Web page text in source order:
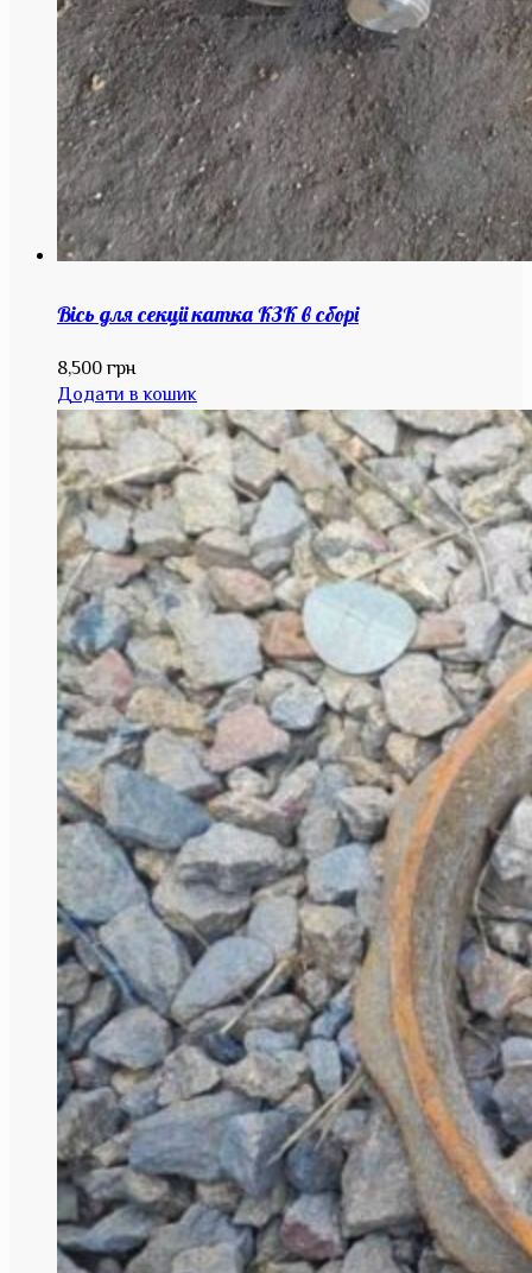
Вісь для секціі катка КЗК в сборі
8,500грн
Додати в кошик